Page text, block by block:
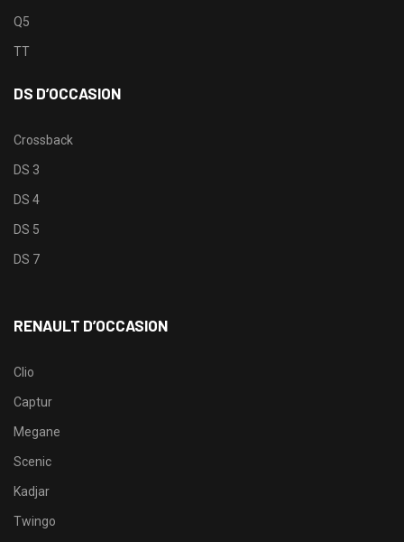
Q5
TT
DS D’OCCASION
Crossback
DS 3
DS 4
DS 5
DS 7
RENAULT D’OCCASION
Clio
Captur
Megane
Scenic
Kadjar
Twingo